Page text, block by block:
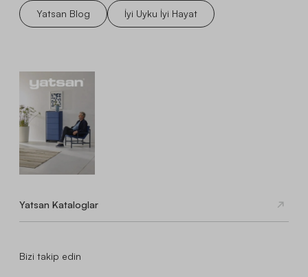
Yatsan Blog İyi Uyku İyi Hayat
Yatsan Kataloglar
Bizi takip edin